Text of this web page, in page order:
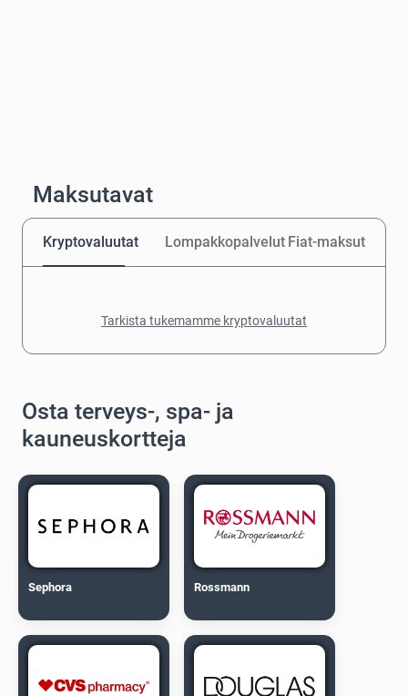
Maksutavat
Kryptovaluutat Lompakkopalvelut Fiat-maksut
Tarkista tukemamme kryptovaluutat
Osta terveys-, spa- ja
kauneuskortteja
Sephora Rossmann